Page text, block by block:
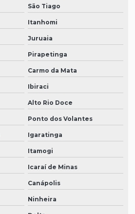
São Tiago
Itanhomi
Juruaia
Pirapetinga
Carmo da Mata
Ibiraci
Alto Rio Doce
Ponto dos Volantes
Igaratinga
Itamogi
Icaraí de Minas
Canápolis
Ninheira